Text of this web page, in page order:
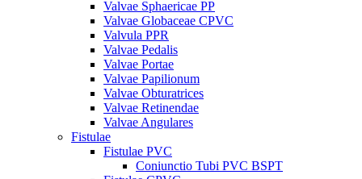
Valvae Sphaericae PP
Valvae Globaceae CPVC
Valvula PPR
Valvae Pedalis
Valvae Portae
Valvae Papilionum
Valvae Obturatrices
Valvae Retinendae
Valvae Angulares
Fistulae
Fistulae PVC
Coniunctio Tubi PVC BSPT